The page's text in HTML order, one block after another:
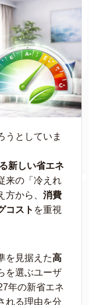
うとしていま
新しい省エネ
来の「冷えれ
から、 消費
コスト を重視
を見据えた高
を選ぶユーザ
年の新省エネ
れる理由を分